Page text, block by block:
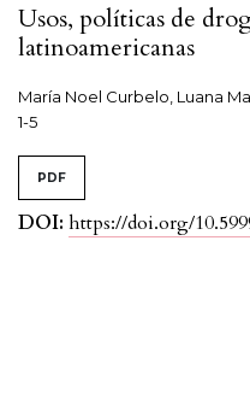
Usos, políticas de
latinoamericanas
María Noel Curbelo, Luana
1-5
PDF
DOI: https://doi.org/